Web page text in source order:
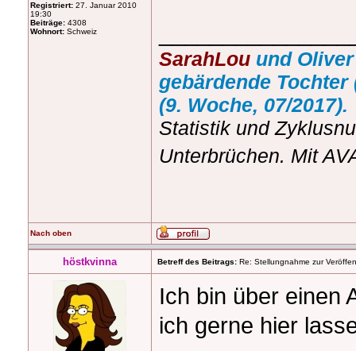
Registriert: 27. Januar 2010
19:30
Beiträge: 4308
Wohnort: Schweiz
SarahLou und
gebärdende
(9. Woche, 07/2017).
Statistik und
Unterbrüchen. Mit
Nach oben
höstkvinna Betreff des Beitrags: Re: Stellungnahme zur
Ich bin über einen
ich gerne hier